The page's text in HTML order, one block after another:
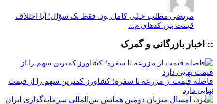
مرتضی مطلب خیلی کامل بود. فقط یک سؤال؛ آیا اختلاف
قیمت بین کدهای م...
:: اخبار بازرگانی و گمرک
فاصله قیمت از مزرعه تا سفره؛ کشاورز کمترین سهم را از قیمت
نهایی دارد